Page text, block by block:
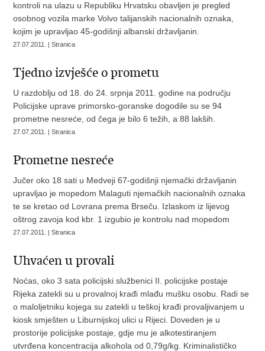
kontroli na ulazu u Republiku Hrvatsku obavljen je pregled
osobnog vozila marke Volvo talijanskih nacionalnih oznaka,
kojim je upravljao 45-godišnji albanski državljanin.
27.07.2011. | Stranica
Tjedno izvješće o prometu
U razdoblju od 18. do 24. srpnja 2011. godine na području
Policijske uprave primorsko-goranske dogodile su se 94
prometne nesreće, od čega je bilo 6 težih, a 88 lakših.
27.07.2011. | Stranica
Prometne nesreće
Jučer oko 18 sati u Medveji 67-godišnji njemački državljanin
upravljao je mopedom Malaguti njemačkih nacionalnih oznaka
te se kretao od Lovrana prema Brseču. Izlaskom iz lijevog
oštrog zavoja kod kbr. 1 izgubio je kontrolu nad mopedom
27.07.2011. | Stranica
Uhvaćen u provali
Noćas, oko 3 sata policijski službenici II. policijske postaje
Rijeka zatekli su u provalnoj krađi mlađu mušku osobu. Radi se
o maloljetniku kojega su zatekli u teškoj krađi provaljivanjem u
kiosk smješten u Liburnijskoj ulici u Rijeci. Doveden je u
prostorije policijske postaje, gdje mu je alkotestiranjem
utvrđena koncentracija alkohola od 0,79g/kg. Kriminalističko